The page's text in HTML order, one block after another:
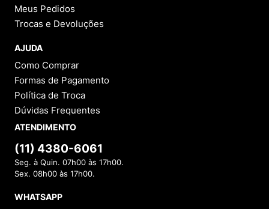
Meus Pedidos
Trocas e Devoluções
AJUDA
Como Comprar
Formas de Pagamento
Política de Troca
Dúvidas Frequentes
ATENDIMENTO
(11) 4380-6061
Seg. à Quin. 07h00 às 17h00.
Sex. 08h00 às 17h00.
WHATSAPP